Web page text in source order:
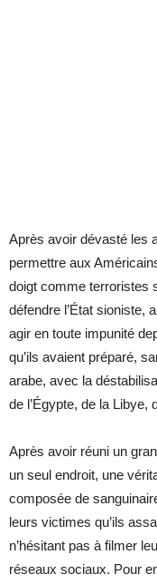
Après avoir dévasté les
permettre aux
doigt comme terroristes
défendre l’État sioniste,
agir en toute impunité
qu’ils avaient préparé,
arabe, avec la
de l’Égypte, de la Libye,
Après avoir réuni un
un seul endroit, une
composée de
leurs victimes qu’ils
n’hésitant pas à filmer
réseaux sociaux. Pour